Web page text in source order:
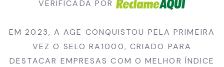
VERIFICADA POR
EM 2023, A AGE CONQUISTOU PELA PRIMEIRA
VEZ O SELO RA1000, CRIADO PARA
DESTACAR EMPRESAS COM O MELHOR ÍNDICE